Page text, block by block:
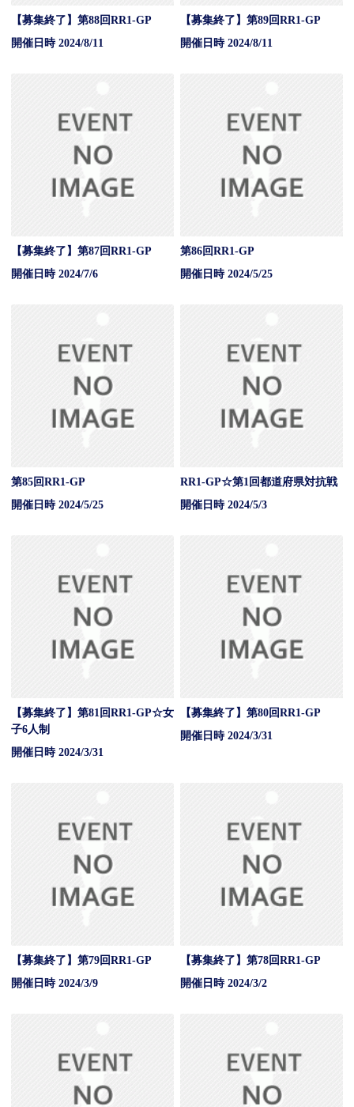
【募集終了】第88回RR1-GP
開催日時 2024/8/11
【募集終了】第89回RR1-GP
開催日時 2024/8/11
【募集終了】第87回RR1-GP
開催日時 2024/7/6
第86回RR1-GP
開催日時 2024/5/25
第85回RR1-GP
開催日時 2024/5/25
RR1-GP☆第1回都道府県対抗戦
開催日時 2024/5/3
【募集終了】第81回RR1-GP☆女
子6人制
開催日時 2024/3/31
【募集終了】第80回RR1-GP
開催日時 2024/3/31
【募集終了】第79回RR1-GP
開催日時 2024/3/9
【募集終了】第78回RR1-GP
開催日時 2024/3/2